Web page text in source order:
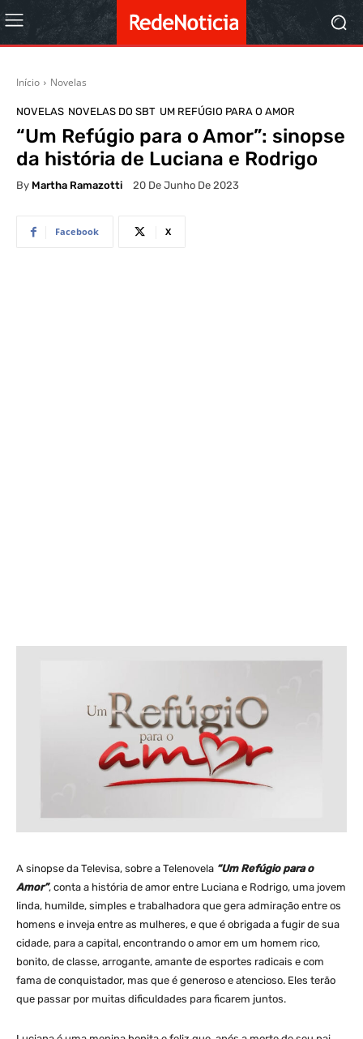
Início Novelas
NOVELAS NOVELAS DO SBT UM REFÚGIO PARA O AMOR
“Um Refúgio para o Amor”: sinopse
da história de Luciana e Rodrigo
By Martha Ramazotti 20 De Junho De 2023
Facebook X
A sinopse da Televisa, sobre a Telenovela “Um Refúgio para o
Amor”, conta a história de amor entre Luciana e Rodrigo, uma jovem
linda, humilde, simples e trabalhadora que gera admiração entre os
homens e inveja entre as mulheres, e que é obrigada a fugir de sua
cidade, para a capital, encontrando o amor em um homem rico,
bonito, de classe, arrogante, amante de esportes radicais e com
fama de conquistador, mas que é generoso e atencioso. Eles terão
que passar por muitas dificuldades para ficarem juntos.